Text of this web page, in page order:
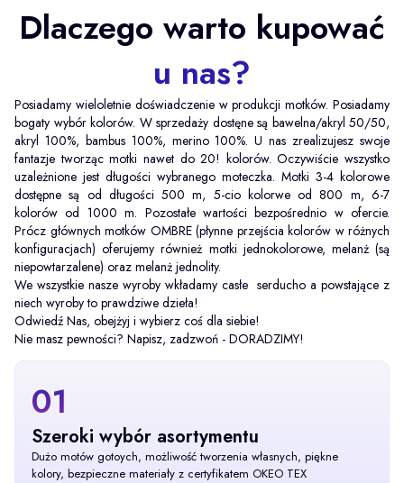
Dlaczego warto kupować
u nas?
Posiadamy wieloletnie doświadczenie w produkcji motków. Posiadamy
bogaty wybór kolorów. W sprzedaży dostęne są bawelna/akryl 50/50,
akryl 100%, bambus 100%, merino 100%. U nas zrealizujesz swoje
fantazje tworząc motki nawet do 20! kolorów. Oczywiście wszystko
uzależnione jest długości wybranego moteczka. Motki 3-4 kolorowe
dostępne są od długości 500 m, 5-cio kolorwe od 800 m, 6-7
kolorów od 1000 m. Pozostałe wartości bezpośrednio w ofercie.
Prócz głównych motków OMBRE (płynne przejścia kolorów w różnych
konfiguracjach) oferujemy również motki jednokolorowe, melanż (są
niepowtarzalene) oraz melanż jednolity.
We wszystkie nasze wyroby wkładamy casłe serducho a powstające z
niech wyroby to prawdziwe dzieła!
Odwiedź Nas, obejżyj i wybierz coś dla siebie!
Nie masz pewności? Napisz, zadzwoń - DORADZIMY!
01
Szeroki wybór asortymentu
Dużo motów gotoych, możliwość tworzenia własnych, piękne
kolory, bezpieczne materiały z certyfikatem OKEO TEX